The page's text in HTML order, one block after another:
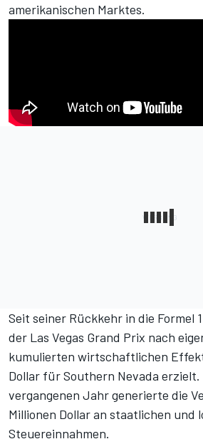
amerikanischen Marktes.
Seit seiner Rückkehr in die Formel
der Las Vegas Grand Prix nach
kumulierten wirtschaftlichen
Dollar für Southern Nevada erzielt.
vergangenen Jahr generierte die
Millionen Dollar an staatlichen und
Steuereinnahmen.